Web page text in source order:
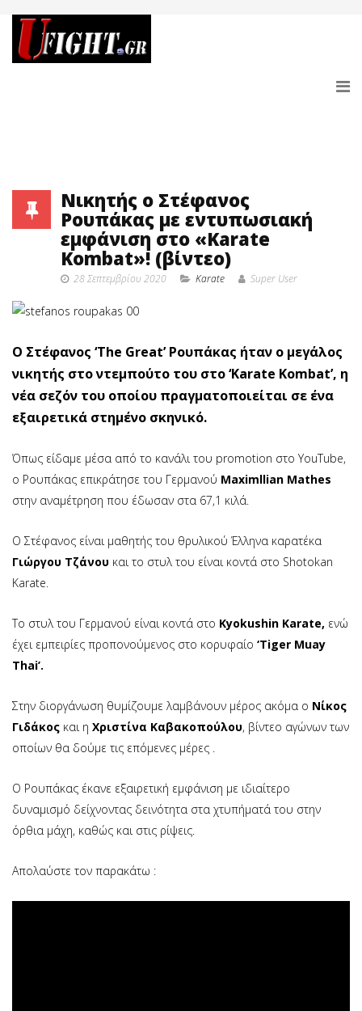
Νικητής ο Στέφανος
Ρουπάκας με εντυπωσιακή
εμφάνιση στο «Karate
Kombat»! (βίντεο)
28 Σεπτεμβρίου 2020 Karate Super User
O Στέφανος ‘The Great’ Ρουπάκας ήταν ο μεγάλος
νικητής στο ντεμπούτο του στο ‘Karate Kombat’, η
νέα σεζόν του οποίου πραγματοποιείται σε ένα
εξαιρετικά στημένο σκηνικό.
Όπως είδαμε μέσα από το κανάλι του promotion στο YouTube,
o Ρουπάκας επικράτησε του Γερμανού Maximllian Mathes
στην αναμέτρηση που έδωσαν στα 67,1 κιλά.
Ο Στέφανος είναι μαθητής του θρυλικού Έλληνα καρατέκα
Γιώργου Τζάνου και το στυλ του είναι κοντά στο Shotokan
Karate.
To στυλ του Γερμανού είναι κοντά στο Kyokushin Karate, ενώ
έχει εμπειρίες προπονούμενος στο κορυφαίο ‘Tiger Muay
Thai’.
Στην διοργάνωση θυμίζουμε λαμβάνουν μέρος ακόμα ο Νίκος
Γιδάκος και η Χριστίνα Καβακοπούλου, βίντεο αγώνων των
οποίων θα δούμε τις επόμενες μέρες .
Ο Ρουπάκας έκανε εξαιρετική εμφάνιση με ιδιαίτερο
δυναμισμό δείχνοντας δεινότητα στα χτυπήματά του στην
όρθια μάχη, καθώς και στις ρίψεις.
Απολαύστε τον παρακάτω :